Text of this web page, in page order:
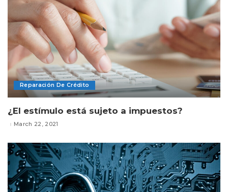
Reparación De Crédito
¿El estímulo está sujeto a impuestos?
March 22, 2021